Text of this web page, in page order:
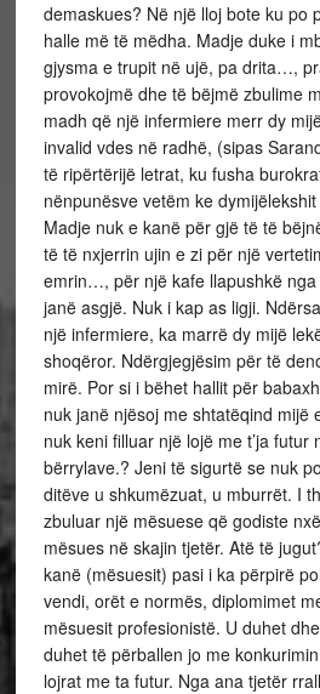
demaskues? Në një lloj bote ku po
halle më të mëdha. Madje duke i
gjysma e trupit në ujë, pa drita…,
provokojmë dhe të bëjmë zbulime
madh që një infermiere merr dy
invalid vdes në radhë, (sipas
të ripërtërijë letrat, ku fusha
nënpunësve vetëm ke
Madje nuk e kanë për gjë të të
të të nxjerrin ujin e zi për një
emrin…, për një kafe llapushkë
janë asgjë. Nuk i kap as ligji.
një infermiere, ka marrë dy mijë
shoqëror. Ndërgjegjësim për të
mirë. Por si i bëhet hallit për
nuk janë njësoj me shtatëqind mijë
nuk keni filluar një lojë me t’ja futur
bërrylave.? Jeni të sigurtë se nuk
ditëve u shkumëzuat, u mburrët. I
zbuluar një mësuese që godiste
mësues në skajin tjetër. Atë të
kanë (mësuesit) pasi i ka përpirë
vendi, orët e normës, diplomimet
mësuesit profesionistë. U duhet
duhet të përballen jo me
lojrat me ta futur. Nga ana tjetër